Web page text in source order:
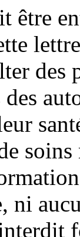
être
des
ni